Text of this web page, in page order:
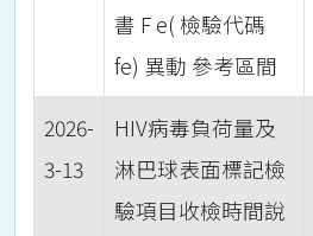
書 F e( 檢驗代碼
fe) 異動 參考區間
2026-
3-13
HIV病毒負荷量及
淋巴球表面標記檢
驗項目收檢時間說